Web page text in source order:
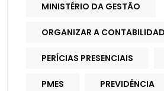
MINISTÉRIO DA GESTÃO
ORGANIZAR A
PERÍCIAS PRESENCIAIS
PMES PREVIDÊNCIA